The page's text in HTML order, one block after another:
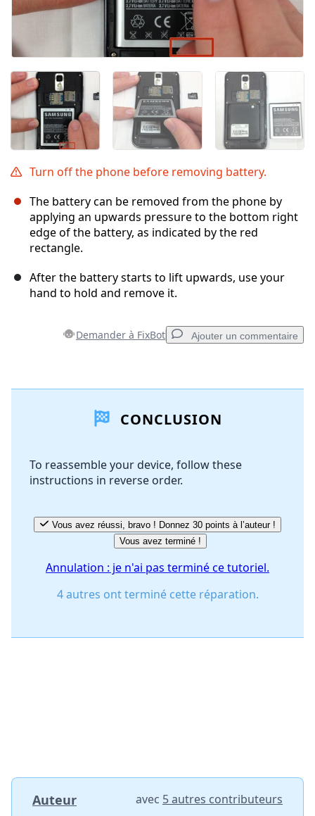
Turn off the phone before removing battery.
The battery can be removed from the phone by
applying an upwards pressure to the bottom right
edge of the battery, as indicated by the red
rectangle.
After the battery starts to lift upwards, use your
hand to hold and remove it.
Demander à FixBot Ajouter un commentaire
Ajouter un commentaire
Annuler Publier un commentaire
CONCLUSION
To reassemble your device, follow these
instructions in reverse order.
Vous avez réussi, bravo ! Donnez 30 points à l’auteur !
Vous avez terminé !
Annulation : je n'ai pas terminé ce tutoriel.
4 autres ont terminé cette réparation.
Auteur avec 5 autres contributeurs